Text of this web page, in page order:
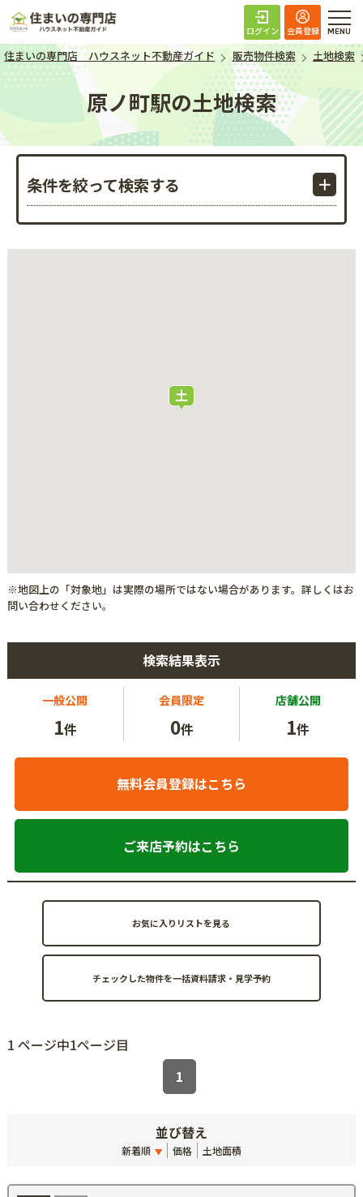
住まいの専門店 ハ
ログイン 会員登録
住まいの専門店 ハウスネット不動産ガイド 販売物件検索 土地検索
原ノ町駅の土地検索
条件を絞って検索する
※地図上の「対象地」は実際の場所ではない場合があります。詳しくはお
問い合わせください。
検索結果表示
一般公開
1件
会員限定
0件
店舗公開
1件
無料会員登録はこちら
ご来店予約はこちら
お気に入りリストを見る
1 ページ中1ページ目
1
並び替え
新着順 価格 土地面積